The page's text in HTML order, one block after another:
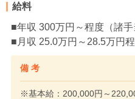
給料
■年収 300万円～程度（諸手
■月収 25.0万円～28.5万円程
備 考
※基本給：200,000円～